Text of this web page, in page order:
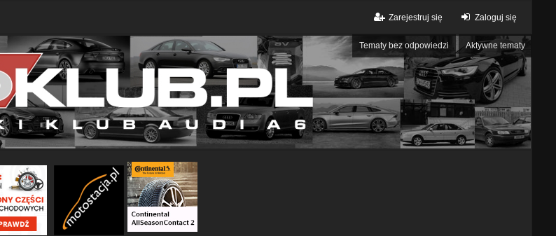
Zaloguj się
Zarejestruj się
Tematy bez odpowiedzi Aktywne tematy